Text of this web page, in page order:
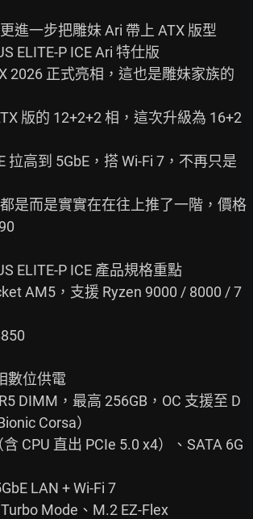
進一步把雕妹 Ari 帶上 ATX 版型
ELITE-P ICE Ari 特仕版
2026 正式亮相，這也是雕妹家族的
版的 12+2+2 相，這次升級為 16+2
拉高到 5GbE，搭 Wi-Fi 7，不再只是
是而是實實在在往上推了一階，價格
ELITE-P ICE 產品規格重點
AM5，支援 Ryzen 9000 / 8000 / 7
數位供電
DIMM，最高 256GB，OC 支援至 D
Corsa）
CPU 直出 PCIe 5.0 x4）、SATA 6G
LAN + Wi-Fi 7
Mode、M.2 EZ-Flex